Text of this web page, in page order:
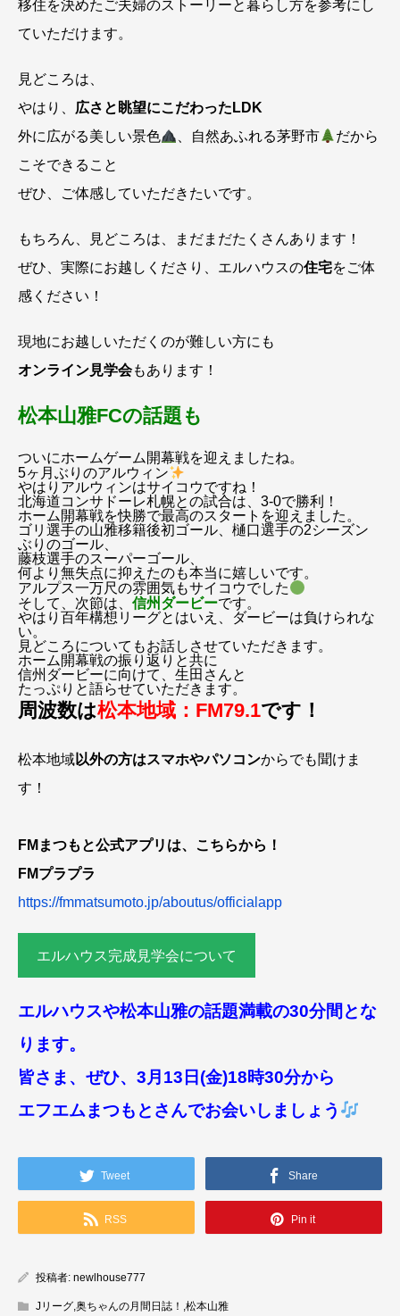
移住を決めたご夫婦のストーリーと暮らし方を参考にし
ていただけます。
見どころは、
やはり、 広さと眺望にこだわったLDK
外に広がる美しい景色
、自然あふれる茅野市
だから
こそできること
ぜひ、ご体感していただきたいです。
もちろん、見どころは、まだまだたくさんあります！
ぜひ、実際にお越しくださり、エルハウスの住宅をご体
感ください！
現地にお越しいただくのが難しい方にも
オンライン見学会もあります！
松本山雅FCの話題も
ついにホームゲーム開幕戦を迎えましたね。
5ヶ月ぶりのアルウィン
やはりアルウィンはサイコウですね！
北海道コンサドーレ札幌との試合は、3-0で勝利！
ホーム開幕戦を快勝で最高のスタートを迎えました。
ゴリ選手の山雅移籍後初ゴール、樋口選手の2シーズン
ぶりのゴール、
藤枝選手のスーパーゴール、
何より無失点に抑えたのも本当に嬉しいです。
アルプス一万尺の雰囲気もサイコウでした
そして、次節は、 信州ダービーです。
やはり百年構想リーグとはいえ、ダービーは負けられな
い。
見どころについてもお話しさせていただきます。
ホーム開幕戦の振り返りと共に
信州ダービーに向けて、生田さんと
たっぷりと語らせていただきます。
周波数は松本地域：FM79.1です！
松本地域以外の方はスマホやパソコンからでも聞けま
す！
FMまつもと公式アプリは、こちらから！
FMプラプラ
https://fmmatsumoto.jp/aboutus/officialapp
エルハウス完成見学会について
エルハウスや松本山雅の話題満載の30分間とな
ります。
皆さま、ぜひ、3月13日(金)18時30分から
エフエムまつもとさんでお会いしましょう
Tweet Share
RSS Pin it
投稿者: newlhouse777
Jリーグ,奥ちゃんの月間日誌！ ,松本山雅